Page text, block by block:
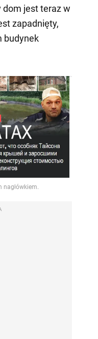
jest teraz w
zapadnięty,
budynek